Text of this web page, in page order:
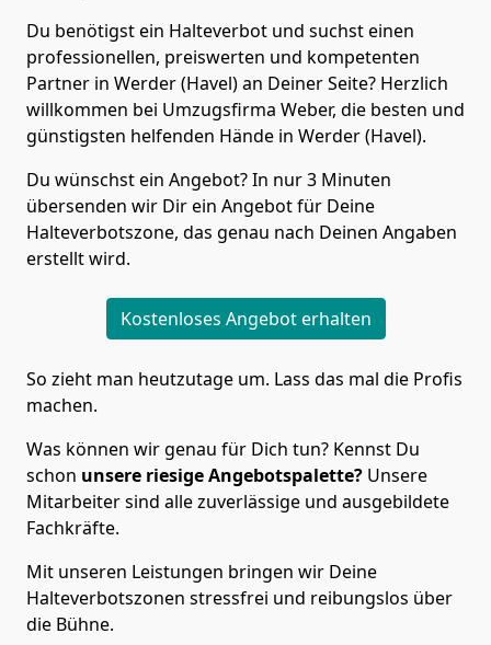
Du benötigst ein Halteverbot und suchst einen
professionellen, preiswerten und kompetenten
Partner in Werder (Havel) an Deiner Seite? Herzlich
willkommen bei Umzugsfirma Weber, die besten und
günstigsten helfenden Hände in Werder (Havel).
Du wünschst ein Angebot? In nur 3 Minuten
übersenden wir Dir ein Angebot für Deine
Halteverbotszone, das genau nach Deinen Angaben
erstellt wird.
Kostenloses Angebot erhalten
So zieht man heutzutage um. Lass das mal die Profis
machen.
Was können wir genau für Dich tun? Kennst Du
schon unsere riesige Angebotspalette? Unsere
Mitarbeiter sind alle zuverlässige und ausgebildete
Fachkräfte.
Mit unseren Leistungen bringen wir Deine
Halteverbotszonen stressfrei und reibungslos über
die Bühne.